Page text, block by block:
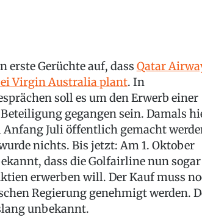
erste Gerüchte auf, dass Qatar
Virgin Australia plant. In
soll es um den Erwerb einer
gegangen sein. Damals
Anfang Juli öffentlich gemacht
nichts. Bis jetzt: Am 1. Oktober
dass die Golfairline nun sogar
erwerben will. Der Kauf muss
Regierung genehmigt werden.
unbekannt.